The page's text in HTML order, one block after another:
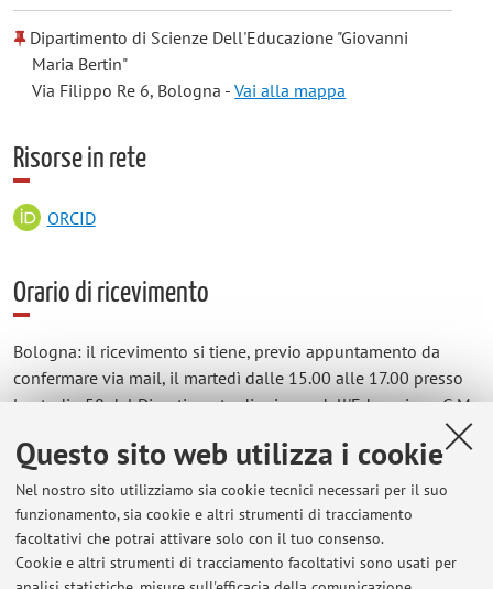
Questo sito web utilizza i cookie
Nel nostro sito utilizziamo sia cookie tecnici necessari per il suo
funzionamento, sia cookie e altri strumenti di tracciamento
facoltativi che potrai attivare solo con il tuo consenso.
Cookie e altri strumenti di tracciamento facoltativi sono usati per
Dipartimento di Scienze Dell'Educazione "Giovanni
Maria Bertin"
Via Filippo Re 6, Bologna -Vai alla mappa
Risorse in rete
ORCID
Orario di ricevimento
Bologna: il ricevimento si tiene, previo appuntamento da
confermare via mail, il martedì dalle 15.00 alle 17.00 presso
lo studio 58 del Dipartimento di scienze dell'Educazione G.M.
Possono essere concordati altri giorni, orari e modalità (online
via Teams) accordandosi via mail.
Rimini: il ricevimento si tiene, previo appuntamento da
confermare via mail, il lunedì dalle 12.30 alle 14.30 presso i
locali di via Angherà 22, Rimini. Possono essere concordati